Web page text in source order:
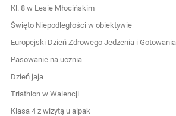
Kl. 8 w Lesie Młocińskim
Święto Niepodległości w obiektywie
Europejski Dzień Zdrowego Jedzenia i Gotowania
Pasowanie na ucznia
Dzień jaja
Triathlon w Walencji
Klasa 4 z wizytą u alpak